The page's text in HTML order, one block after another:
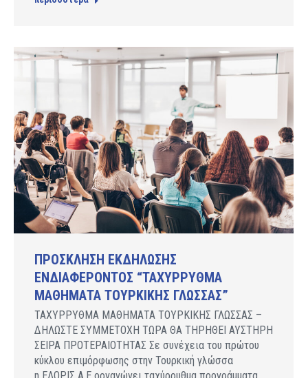
ΠΡΟΣΚΛΗΣΗ ΕΚΔΗΛΩΣΗΣ
ΕΝΔΙΑΦΕΡΟΝΤΟΣ “ΤΑΧΥΡΡΥΘΜΑ
ΜΑΘΗΜΑΤΑ ΤΟΥΡΚΙΚΗΣ ΓΛΩΣΣΑΣ”
ΤΑΧΥΡΡΥΘΜΑ ΜΑΘΗΜΑΤΑ ΤΟΥΡΚΙΚΗΣ ΓΛΩΣΣΑΣ –
ΔΗΛΩΣΤΕ ΣΥΜΜΕΤΟΧΗ ΤΩΡΑ ΘΑ ΤΗΡΗΘΕΙ ΑΥΣΤΗΡΗ
ΣΕΙΡΑ ΠΡΟΤΕΡΑΙΟΤΗΤΑΣ Σε συνέχεια του πρώτου
κύκλου επιμόρφωσης στην Τουρκική γλώσσα